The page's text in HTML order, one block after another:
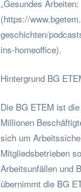
„Gesundes
(https://
geschichten/
ins-homeoffice).
Hintergrund BG
Die BG ETEM ist
Millionen
sich um
Mitgliedsbetrieben
Arbeitsunfällen und
übernimmt die BG